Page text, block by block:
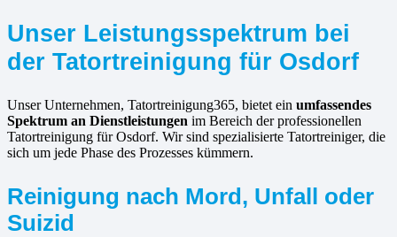
Unser Leistungsspektrum bei
der Tatortreinigung für Osdorf
Unser Unternehmen, Tatortreinigung365, bietet ein umfassendes
Spektrum an Dienstleistungen im Bereich der professionellen
Tatortreinigung für Osdorf. Wir sind spezialisierte Tatortreiniger, die
sich um jede Phase des Prozesses kümmern.
Reinigung nach Mord, Unfall oder
Suizid